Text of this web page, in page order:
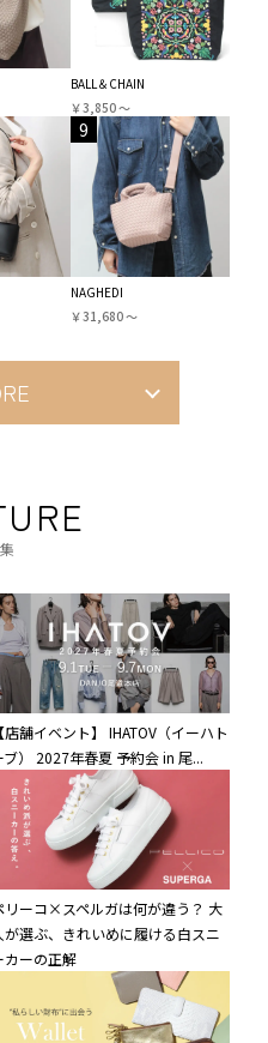
BALL＆CHAIN
￥3,850 〜
9
NAGHEDI
￥31,680 〜
【店舗イベント】 IHATOV（イーハト
ブ） 2027年春夏 予約会 in 尾...
リーコ×スペルガは何が違う？ 大
が選ぶ、きれいめに履ける白スニ
カーの正解